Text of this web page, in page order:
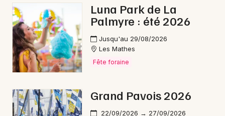
17 - Charente-Maritime
Luna Park de La
Palmyre : été 2026
Jusqu'au 29/08/2026
Les Mathes
Fête foraine
Grand Pavois 2026
22/09/2026 → 27/09/2026